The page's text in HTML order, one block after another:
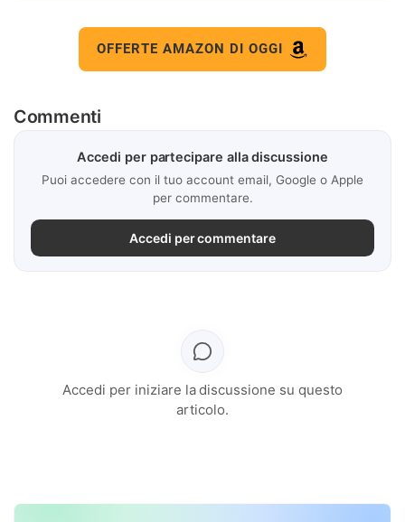
OFFERTE AMAZON DI OGGI
Commenti
Accedi per partecipare alla discussione
Puoi accedere con il tuo account email, Google o Apple
per commentare.
Accedi per commentare
Accedi per iniziare la discussione su questo
articolo.